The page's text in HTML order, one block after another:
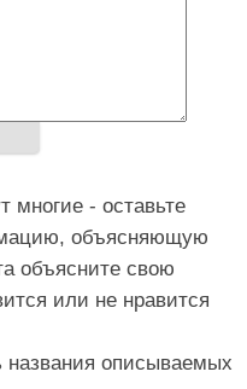
многие - оставьте
объясняющую
объясните свою
или не нравится
названия описываемых